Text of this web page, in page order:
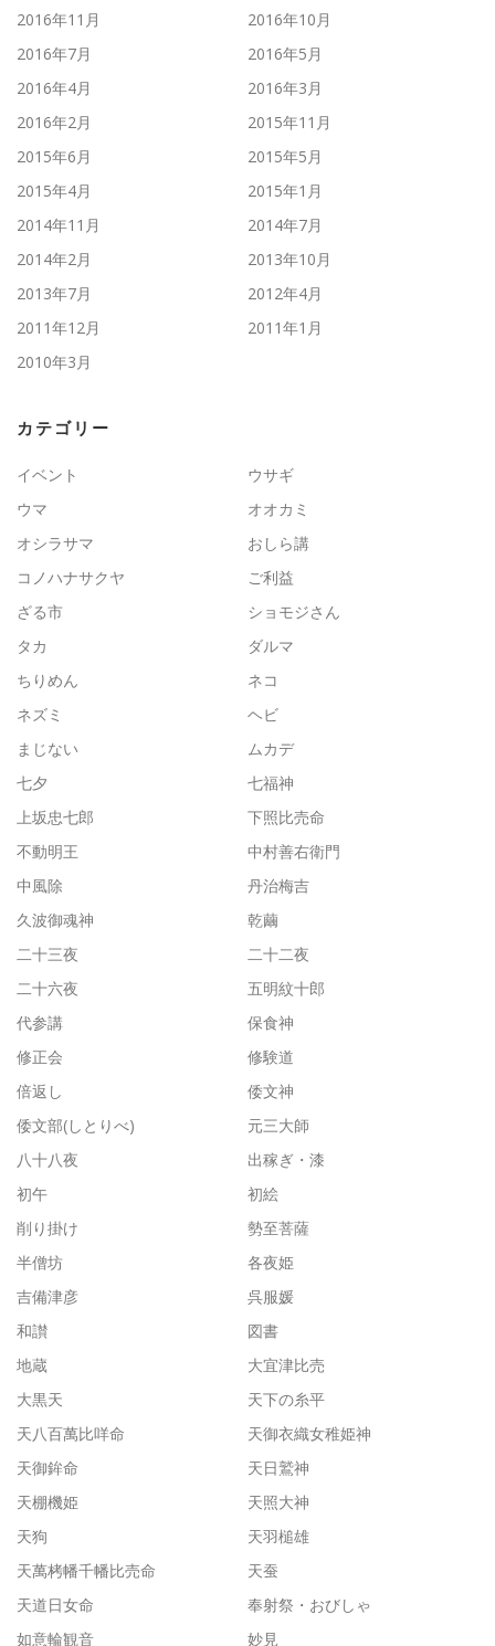
2016年11月
2016年10月
2016年7月
2016年5月
2016年4月
2016年3月
2016年2月
2015年11月
2015年6月
2015年5月
2015年4月
2015年1月
2014年11月
2014年7月
2014年2月
2013年10月
2013年7月
2012年4月
2011年12月
2011年1月
2010年3月
カテゴリー
イベント
ウサギ
ウマ
オオカミ
オシラサマ
おしら講
コノハナサクヤ
ご利益
ざる市
ショモジさん
タカ
ダルマ
ちりめん
ネコ
ネズミ
ヘビ
まじない
ムカデ
七夕
七福神
上坂忠七郎
下照比売命
不動明王
中村善右衛門
中風除
丹治梅吉
久波御魂神
乾繭
二十三夜
二十二夜
二十六夜
五明紋十郎
代参講
保食神
修正会
修験道
倍返し
倭文神
倭文部(しとりべ)
元三大師
八十八夜
出稼ぎ・漆
初午
初絵
削り掛け
勢至菩薩
半僧坊
各夜姫
吉備津彦
呉服媛
和讃
図書
地蔵
大宜津比売
大黒天
天下の糸平
天八百萬比咩命
天御衣織女稚姫神
天御鉾命
天日鷲神
天棚機姫
天照大神
天狗
天羽槌雄
天萬栲幡千幡比売命
天蚕
天道日女命
奉射祭・おびしゃ
如意輪観音
妙見